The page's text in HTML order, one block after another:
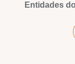
Entidades